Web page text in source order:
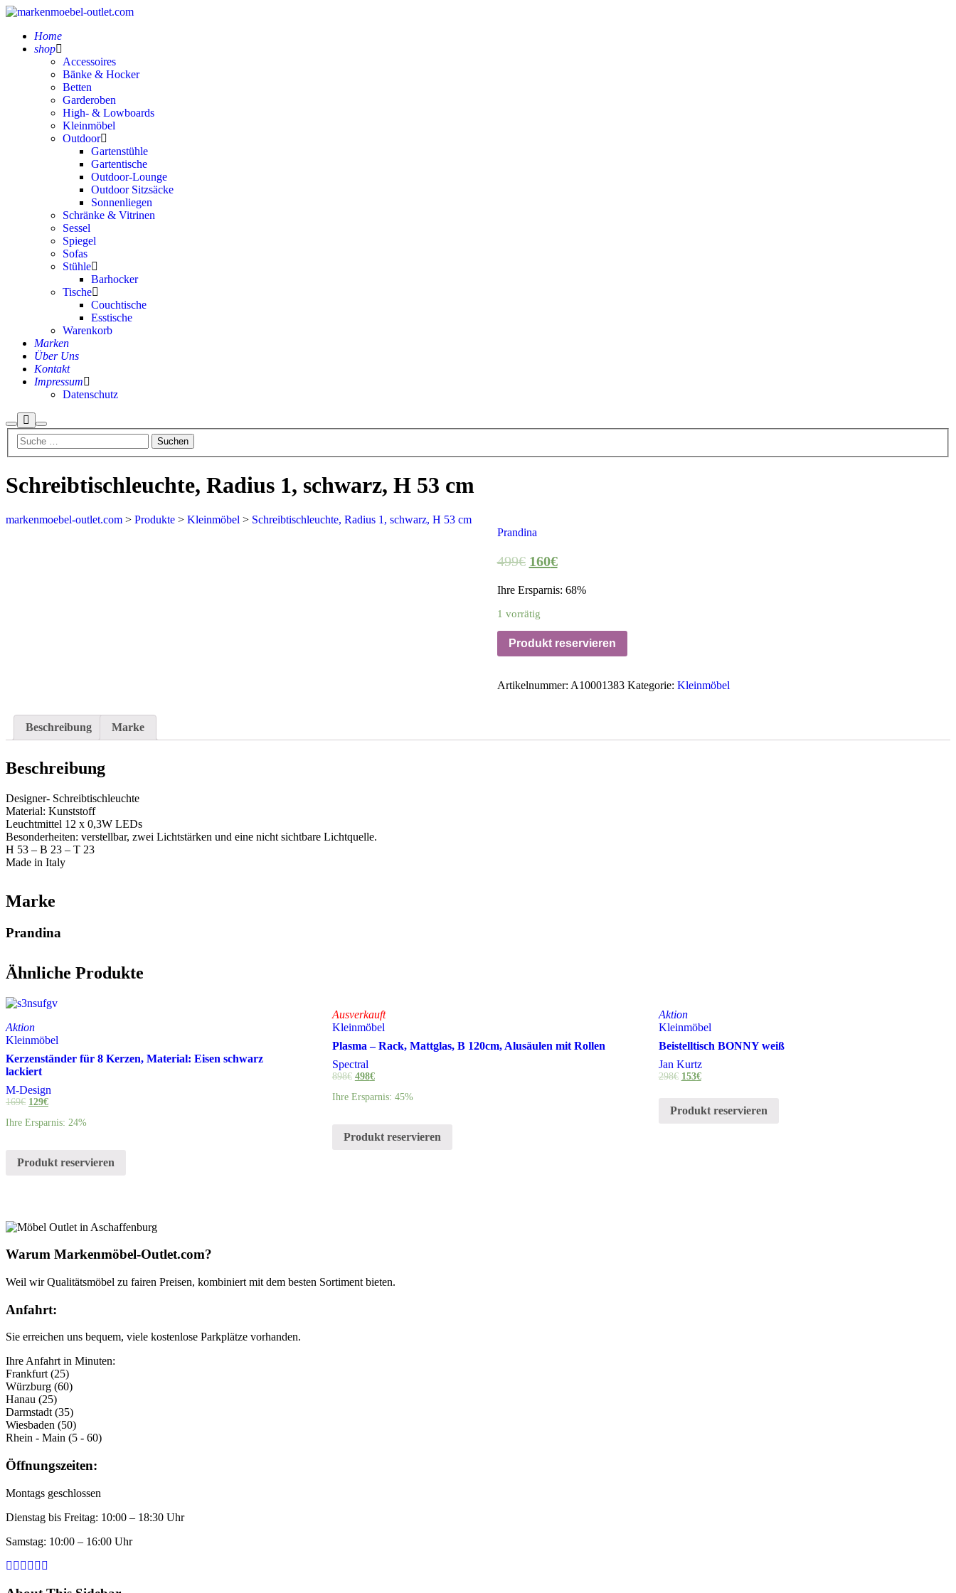
Home
shop
Accessoires
Bänke & Hocker
Betten
Garderoben
High- & Lowboards
Kleinmöbel
Outdoor
Gartenstühle
Gartentische
Outdoor-Lounge
Outdoor Sitzsäcke
Sonnenliegen
Schränke & Vitrinen
Sessel
Spiegel
Sofas
Stühle
Barhocker
Tische
Couchtische
Esstische
Warenkorb
Marken
Über Uns
Kontakt
Impressum
Datenschutz
Schreibtischleuchte, Radius 1, schwarz, H 53 cm
markenmoebel-outlet.com > Produkte > Kleinmöbel > Schreibtischleuchte, Radius 1, schwarz, H 53 cm
Prandina
499€ 160€
Ihre Ersparnis: 68%
1 vorrätig
Produkt reservieren
Artikelnummer: A10001383 Kategorie: Kleinmöbel
Beschreibung Marke
Beschreibung
Designer- Schreibtischleuchte
Material: Kunststoff
Leuchtmittel 12 x 0,3W LEDs
Besonderheiten: verstellbar, zwei Lichtstärken und eine nicht sichtbare Lichtquelle.
H 53 – B 23 – T 23
Made in Italy
Marke
Prandina
Ähnliche Produkte
Aktion
Kleinmöbel
Kerzenständer für 8 Kerzen, Material: Eisen schwarz
lackiert
M-Design
169€ 129€
Ihre Ersparnis: 24%
Produkt reservieren
Ausverkauft
Kleinmöbel
Plasma – Rack, Mattglas, B 120cm, Alusäulen mit Rollen
Spectral
898€ 498€
Ihre Ersparnis: 45%
Produkt reservieren
Aktion
Kleinmöbel
Beistelltisch BONNY weiß
Jan Kurtz
298€ 153€
Produkt reservieren
Warum Markenmöbel-Outlet.com?
Weil wir Qualitätsmöbel zu fairen Preisen, kombiniert mit dem besten Sortiment bieten.
Anfahrt:
Sie erreichen uns bequem, viele kostenlose Parkplätze vorhanden.
Ihre Anfahrt in Minuten:
Frankfurt (25)
Würzburg (60)
Hanau (25)
Darmstadt (35)
Wiesbaden (50)
Rhein - Main (5 - 60)
Öffnungszeiten:
Montags geschlossen
Dienstag bis Freitag: 10:00 – 18:30 Uhr
Samstag: 10:00 – 16:00 Uhr